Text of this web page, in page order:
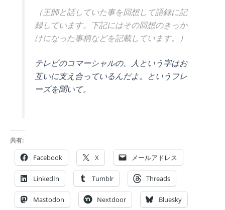
（王師と話していた事を回想して語録に記
録しています。下記にはその回想のきっか
けになった事柄などを記載しています。）
テレビのコマーシャルの、人という字はお
互いに支え合っているんだよ。というフレ
ーズを聞いて。
共有:
Facebook X メールアドレス
LinkedIn Tumblr Threads
Mastodon Nextdoor Bluesky